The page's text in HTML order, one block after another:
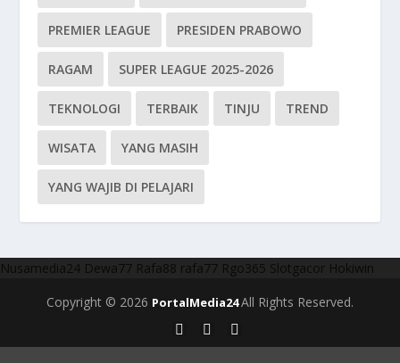
PREMIER LEAGUE PRESIDEN PRABOWO
RAGAM SUPER LEAGUE 2025-2026
TEKNOLOGI TERBAIK TINJU TREND
WISATA YANG MASIH
YANG WAJIB DI PELAJARI
Nusamedia24 Dewa77 Rafa88 rafa77 Rgo365 Slotgacor Hokiwin
Copyright © 2026 PortalMedia24All Rights Reserved.